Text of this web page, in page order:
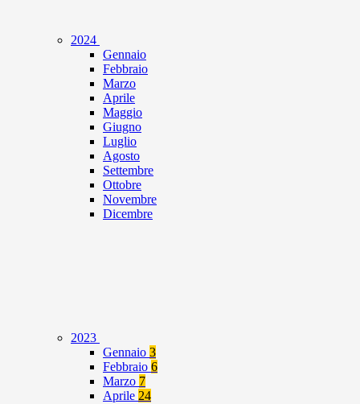
2024
Gennaio
Febbraio
Marzo
Aprile
Maggio
Giugno
Luglio
Agosto
Settembre
Ottobre
Novembre
Dicembre
2023
Gennaio 3
Febbraio 6
Marzo 7
Aprile 24